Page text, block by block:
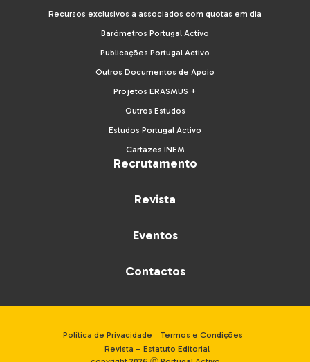
Recursos exclusivos a associados com quotas em dia
Barómetros Portugal Activo
Publicações Portugal Activo
Outros Documentos de Apoio
Projetos ERASMUS +
Outros Estudos
Estudos Portugal Activo
Cartazes INEM
Recrutamento
Revista
Eventos
Contactos
Política de Privacidade
Termos e Condições
Revista – Estatuto Editorial